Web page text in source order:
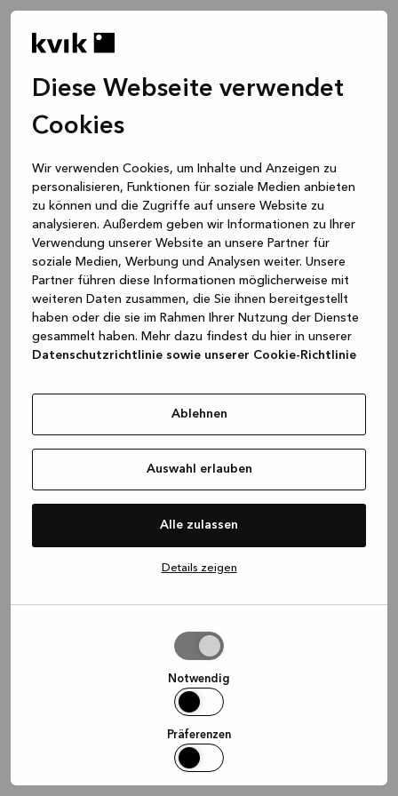
Diese Webseite verwendet
Cookies
Wir verwenden Cookies, um Inhalte und Anzeigen zu
personalisieren, Funktionen für soziale Medien anbieten
zu können und die Zugriffe auf unsere Website zu
analysieren. Außerdem geben wir Informationen zu Ihrer
Verwendung unserer Website an unsere Partner für
soziale Medien, Werbung und Analysen weiter. Unsere
Partner führen diese Informationen möglicherweise mit
weiteren Daten zusammen, die Sie ihnen bereitgestellt
haben oder die sie im Rahmen Ihrer Nutzung der Dienste
gesammelt haben. Mehr dazu findest du hier in unserer
Datenschutzrichtlinie sowie unserer Cookie-Richtlinie
Ablehnen
Auswahl erlauben
Alle zulassen
Details zeigen
Notwendig
Präferenzen
loadingwww.kvik.de (see the browser console for more
information)